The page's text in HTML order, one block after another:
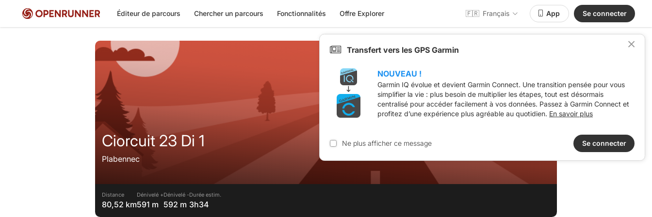
Éditeur de parcours Chercher un parcours Fonctionnalités Offre Explorer 🇫🇷 Français App Se connecter
Ciorcuit 23 Di 1
Plabennec
Distance
80,52 km
Dénivelé +
591 m
Dénivelé -
592 m
Durée estim.
3h34
Transfert vers les GPS Garmin
NOUVEAU !
Garmin IQ évolue et devient Garmin Connect. Une transition pensée pour vous
simplifier la vie : plus besoin de multiplier les étapes, tout est désormais
centralisé pour accéder facilement à vos données. Passez à Garmin Connect et
profitez d’une expérience plus agréable au quotidien. En savoir plus
Ne plus afficher ce message Se connecter